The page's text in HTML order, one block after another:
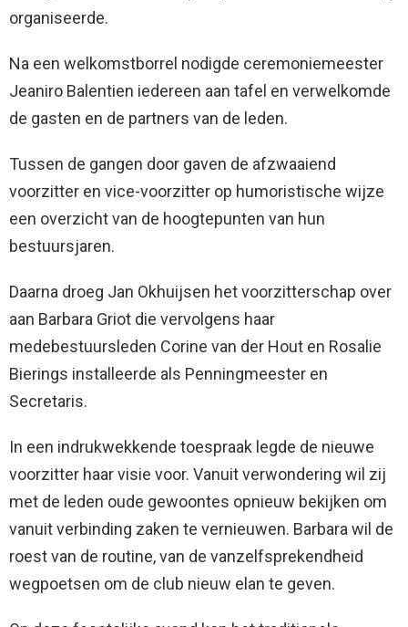
organiseerde.
Na een welkomstborrel nodigde ceremoniemeester
Jeaniro Balentien iedereen aan tafel en verwelkomde
de gasten en de partners van de leden.
Tussen de gangen door gaven de afzwaaiend
voorzitter en vice-voorzitter op humoristische wijze
een overzicht van de hoogtepunten van hun
bestuursjaren.
Daarna droeg Jan Okhuijsen het voorzitterschap over
aan Barbara Griot die vervolgens haar
medebestuursleden Corine van der Hout en Rosalie
Bierings installeerde als Penningmeester en
Secretaris.
In een indrukwekkende toespraak legde de nieuwe
voorzitter haar visie voor. Vanuit verwondering wil zij
met de leden oude gewoontes opnieuw bekijken om
vanuit verbinding zaken te vernieuwen. Barbara wil de
roest van de routine, van de vanzelfsprekendheid
wegpoetsen om de club nieuw elan te geven.